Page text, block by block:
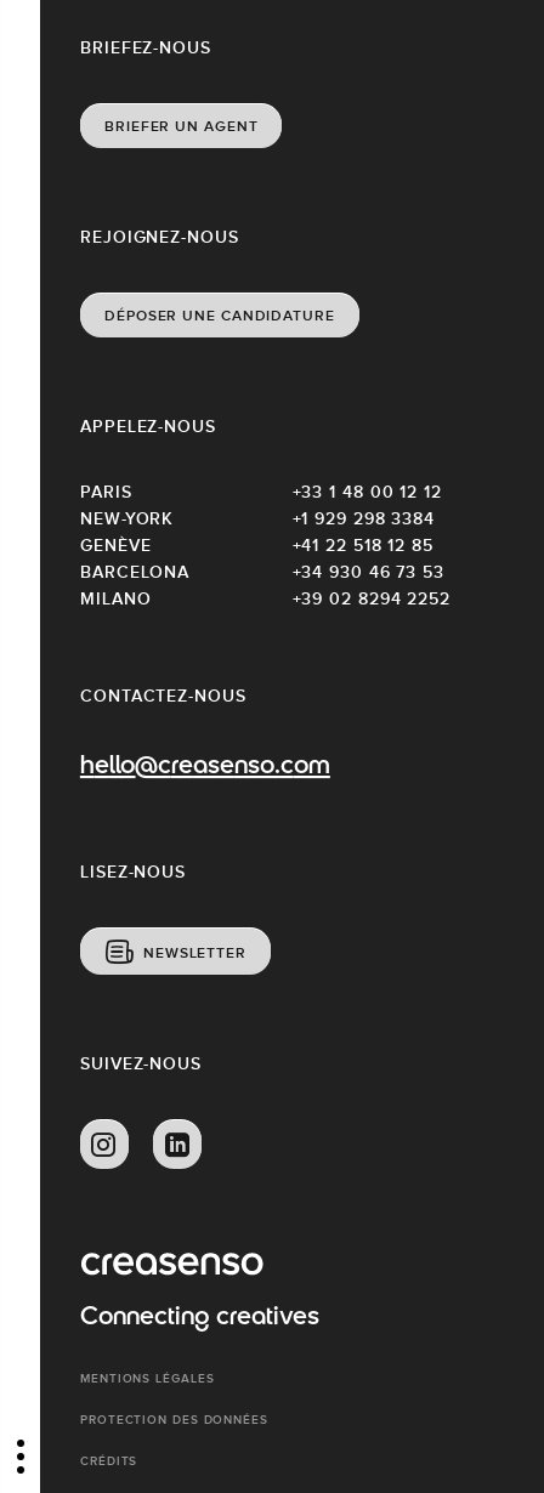
CONTACTEZ-NOUS
hello@creasenso.com
REJOIGNEZ-NOUS
DÉPOSER UNE CANDIDATURE
LISEZ-NOUS
NEWSLETTER
APPELEZ-NOUS
PARIS
+33 1 48 00 12 12
NEW-YORK
+1 929 298 3384
GENÈVE
+41 22 518 12 85
BARCELONA
+34 930 46 73 53
MILANO
+39 02 8294 2252
BRIEFEZ-NOUS
BRIEFER UN AGENT
SUIVEZ-NOUS
Connecting creatives
MENTIONS LÉGALES
PROTECTION DES DONNÉES
CRÉDITS